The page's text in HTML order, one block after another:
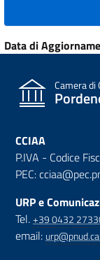
Data di
Camera di
CCIAA
P.IVA - Codice
PEC:
URP e
Tel.+39 0432
email: